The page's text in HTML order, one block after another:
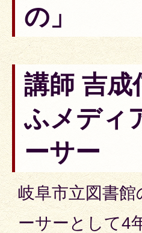
の」
講師 吉成
ふメディ
ーサー
岐阜市立図書
ーサーとして4